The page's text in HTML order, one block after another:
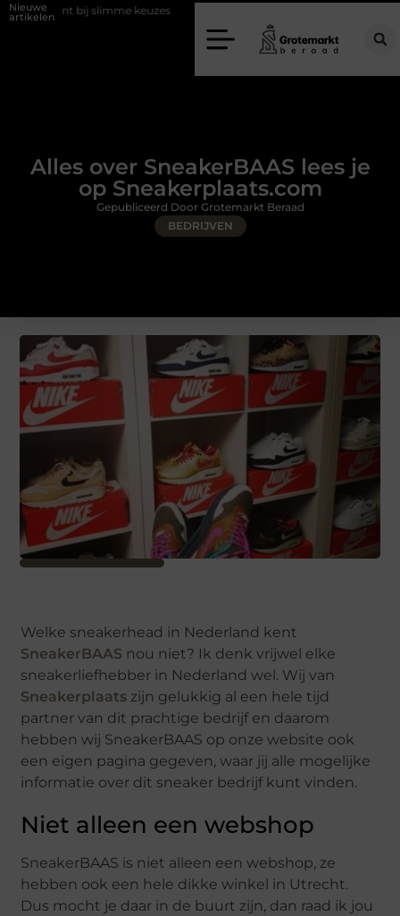
Nieuwe
artikelenkeuzes Waarom kiezen voor een rijschool in Utrecht?
Alles over SneakerBAAS lees je
op Sneakerplaats.com
BEDRIJVEN
Gepubliceerd Door Grotemarkt Beraad
Welke sneakerhead in Nederland kent
SneakerBAAS nou niet? Ik denk vrijwel elke
sneakerliefhebber in Nederland wel. Wij van
Sneakerplaats zijn gelukkig al een hele tijd
partner van dit prachtige bedrijf en daarom
hebben wij SneakerBAAS op onze website ook
een eigen pagina gegeven, waar jij alle mogelijke
informatie over dit sneaker bedrijf kunt vinden.
Niet alleen een webshop
SneakerBAAS is niet alleen een webshop, ze
hebben ook een hele dikke winkel in Utrecht.
Dus mocht je daar in de buurt zijn, dan raad ik jou